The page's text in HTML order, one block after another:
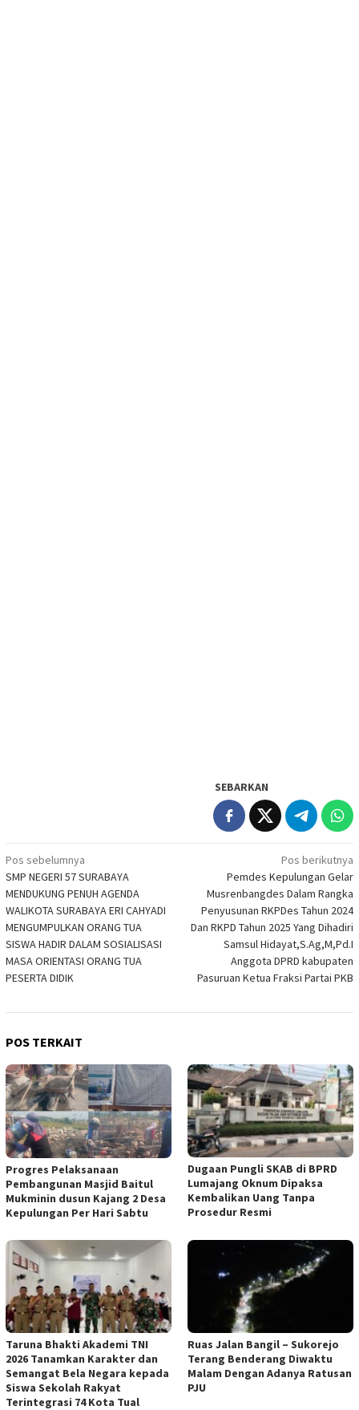
SEBARKAN
Navigasi
pos
Pos sebelumnya
SMP NEGERI 57 SURABAYA
MENDUKUNG PENUH AGENDA
WALIKOTA SURABAYA ERI CAHYADI
MENGUMPULKAN ORANG TUA
SISWA HADIR DALAM SOSIALISASI
MASA ORIENTASI ORANG TUA
PESERTA DIDIK
Pos berikutnya
Pemdes Kepulungan Gelar
Musrenbangdes Dalam Rangka
Penyusunan RKPDes Tahun 2024
Dan RKPD Tahun 2025 Yang Dihadiri
Samsul Hidayat,S.Ag,M,Pd.I
Anggota DPRD kabupaten
Pasuruan Ketua Fraksi Partai PKB
POS TERKAIT
Progres Pelaksanaan
Pembangunan Masjid Baitul
Mukminin dusun Kajang 2 Desa
Kepulungan Per Hari Sabtu
Dugaan Pungli SKAB di BPRD
Lumajang Oknum Dipaksa
Kembalikan Uang Tanpa
Prosedur Resmi
Taruna Bhakti Akademi TNI
2026 Tanamkan Karakter dan
Semangat Bela Negara kepada
Siswa Sekolah Rakyat
Terintegrasi 74 Kota Tual
Ruas Jalan Bangil – Sukorejo
Terang Benderang Diwaktu
Malam Dengan Adanya Ratusan
PJU